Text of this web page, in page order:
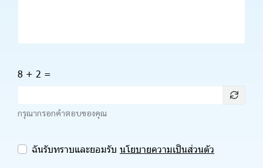
8 + 2 =
กรุณากรอกคำตอบของคุณ
ฉันรับทราบและยอมรับ นโยบายความเป็นส่วนตัว